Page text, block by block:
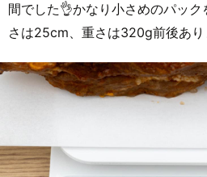
間でした👌かなり小さめのパッ
さは25cm、重さは320g前後あり